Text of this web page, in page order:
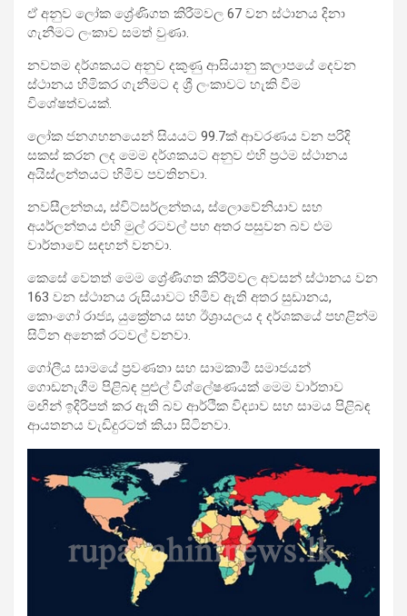
ඒ අනුව ලෝක ශ්‍රේණිගත කිරීම්වල 67 වන ස්ථානය දිනා
ගැනීමට ලංකාව සමත් වුණා.
නවතම දර්ශකයට අනුව දකුණු ආසියානු කලාපයේ දෙවන
ස්ථානය හිමිකර ගැනීමට ද ශ්‍රී ලංකාවට හැකි වීම
විශේෂත්වයක්.
ලෝක ජනගහනයෙන් සියයට 99.7ක් ආවරණය වන පරිදි
සකස් කරන ලද මෙම දර්ශකයට අනුව එහි ප්‍රථම ස්ථානය
අයිස්ලන්තයට හිමිව පවතිනවා.
නවසීලන්තය, ස්විට්සර්ලන්තය, ස්ලොවේනියාව සහ
අයර්ලන්තය එහි මුල් රටවල් පහ අතර පසුවන බව එම
වාර්තාවේ සඳහන් වනවා.
කෙසේ වෙතත් මෙම ශ්‍රේණිගත කිරීම්වල අවසන් ස්ථානය වන
163 වන ස්ථානය රුසියාවට හිමිව ඇති අතර සුඩානය,
කොංගෝ රාජ්‍ය, යුක්‍රේනය සහ ඊශ්‍රායලය ද දර්ශකයේ පහළින්ම
සිටින අනෙක් රටවල් වනවා.
ගෝලීය සාමයේ ප්‍රවණතා සහ සාමකාමී සමාජයන්
ගොඩනැගීම පිළිබඳ පුළුල් විශ්ලේෂණයක් මෙම වාර්තාව
මඟින් ඉදිරිපත් කර ඇති බව ආර්ථික විද්‍යාව සහ සාමය පිළිබඳ
ආයතනය වැඩිදුරටත් කියා සිටිනවා.